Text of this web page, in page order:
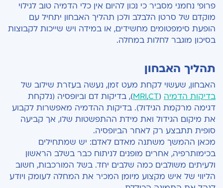
פרופ' נחמני מסביר כי נכון להיום אין כלי הדמיה טוב לגילוי
מוקדם של סרטן הלבלב ולכן תהליך האבחון יתחיל עם
הופעת סימפטומים מחשידים, או במידה ויש שייכות לקבוצות
בסיכון מוגבר לחלות במחלה.
תהליך האבחון
האבחון, שעשוי לקחת מעט זמן, נעשה בעזרת שילוב של
בדיקות הדמיה (
MRI,CT
), בדיקות דם וביופסיה (נלקחת
דגימה מרקמת הגידול). בדיקות ההדמיה מאפשרות לקבוע
את מיקום הגידול ואת מידת ההתפשטות שלו, אך קביעה
סופית תתבצע רק לאחר הביופסיה.
מכאן ההמשך משתנה מאדם לאדם: יש שמתחילים
בכימותרפיה, אחרים מופנים לניתוח כבר בשלב הראשון
ולעיתים משולבים כמה שלבים יחד. בשל המורכבות, חשוב
הליווי של איש מקצוע מיומן המכיר את המחלה לעומק ויודע